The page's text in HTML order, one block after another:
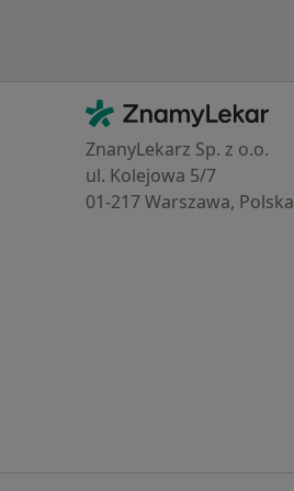
Kontakt
ZnamyLekar - Hlavní stránka
ZnanyLekarz Sp. z o.o.
ul. Kolejowa 5/7
01-217 Warszawa, Polska